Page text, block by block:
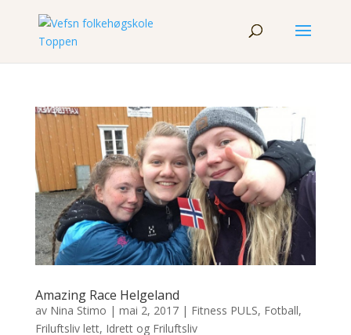
Amazing Race Helgeland
av Nina Stimo | mai 2, 2017| Fitness PULS, Fotball,
Friluftsliv lett, Idrett og Friluftsliv